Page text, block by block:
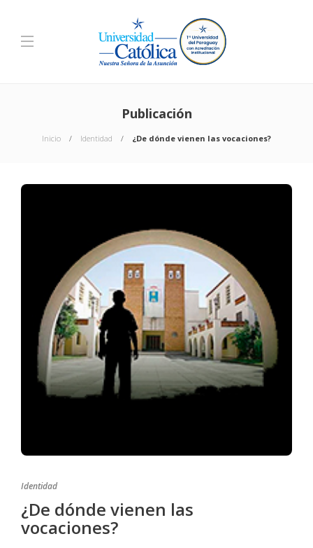
Publicación
Inicio Identidad ¿De dónde vienen las vocaciones?
Identidad
¿De dónde vienen las
vocaciones?